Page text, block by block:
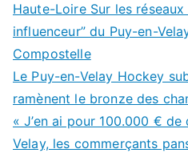
Haute-Loire Sur les réseaux
influenceur” du Puy-en-
Compostelle
Le Puy-en-Velay Hockey
ramènent le bronze des
« J’en ai pour 100.000 €
Velay, les commerçants